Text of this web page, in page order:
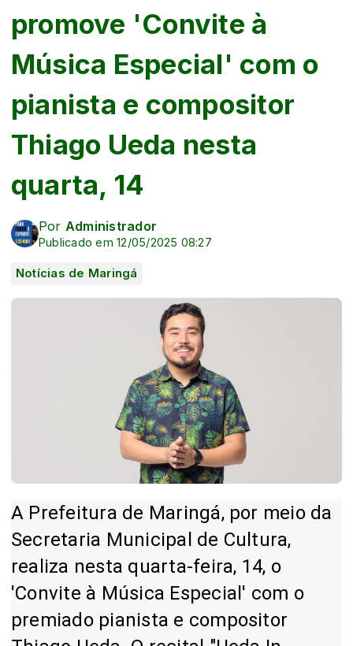
promove 'Convite à
Música Especial' com o
pianista e compositor
Thiago Ueda nesta
quarta, 14
Por Administrador
Publicado em 12/05/2025 08:27
Notícias de Maringá
A Prefeitura de Maringá, por meio da
Secretaria Municipal de Cultura,
realiza nesta quarta-feira, 14, o
'Convite à Música Especial' com o
premiado pianista e compositor